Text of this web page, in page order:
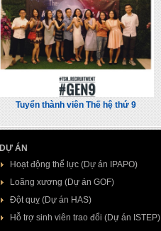
Tuyển thành viên Thế hệ thứ 9
DỰ ÁN
Hoạt động thể lực (Dự án IPAPO)
Loãng xương (Dự án GOF)
Đột quỵ (Dự án HAS)
Hỗ trợ sinh viên trao đổi (Dự án ISTEP)